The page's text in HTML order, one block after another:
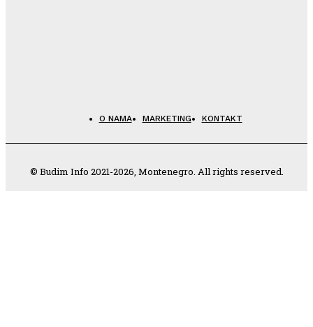
O NAMA MARKETING KONTAKT
© Budim Info 2021-2026, Montenegro. All rights reserved.